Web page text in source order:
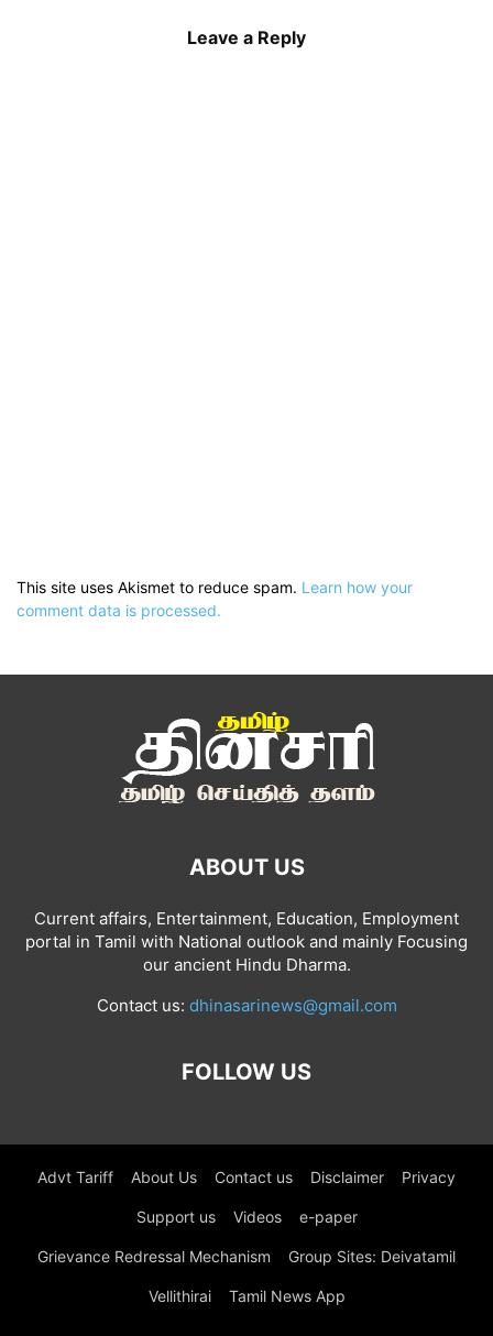
Leave a Reply
This site uses Akismet to reduce spam. Learn how your
comment data is processed.
ABOUT US
Current affairs, Entertainment, Education, Employment
portal in Tamil with National outlook and mainly Focusing
our ancient Hindu Dharma.
Contact us: dhinasarinews@gmail.com
FOLLOW US
Advt Tariff About Us Contact us Disclaimer Privacy
Support us Videos e-paper
Grievance Redressal Mechanism Group Sites: Deivatamil
Vellithirai Tamil News App